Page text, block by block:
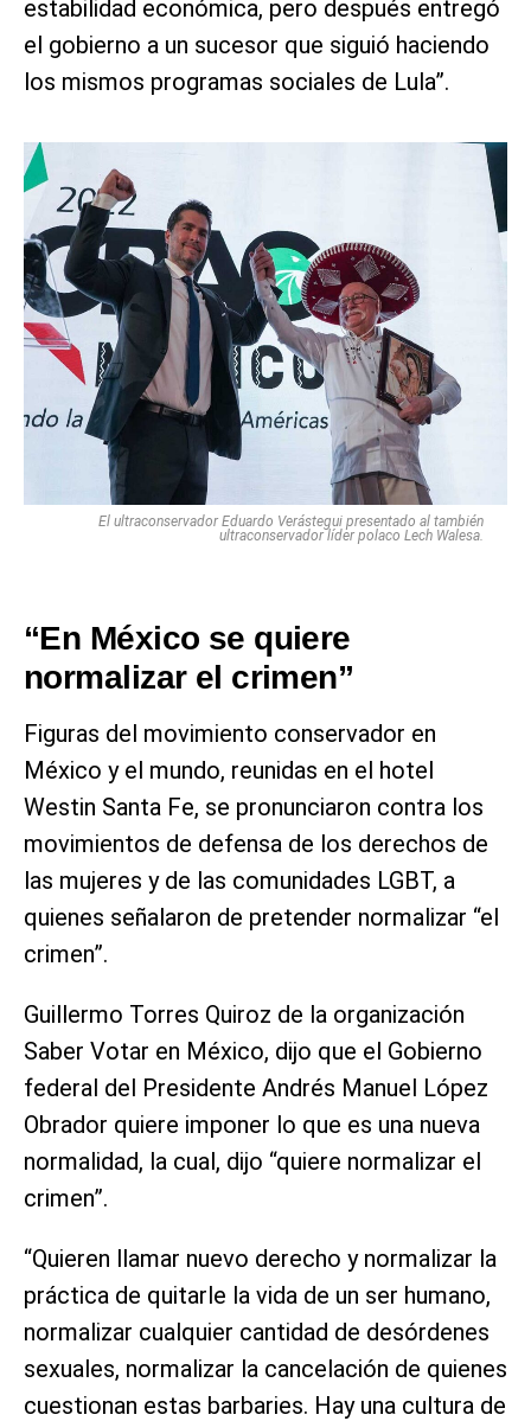
estabilidad económica, pero después entregó
el gobierno a un sucesor que siguió haciendo
los mismos programas sociales de Lula”.
El ultraconservador Eduardo Verástegui presentado al también
ultraconservador líder polaco Lech Walesa.
“En México se quiere
normalizar el crimen”
Figuras del movimiento conservador en
México y el mundo, reunidas en el hotel
Westin Santa Fe, se pronunciaron contra los
movimientos de defensa de los derechos de
las mujeres y de las comunidades LGBT, a
quienes señalaron de pretender normalizar “el
crimen”.
Guillermo Torres Quiroz de la organización
Saber Votar en México, dijo que el Gobierno
federal del Presidente Andrés Manuel López
Obrador quiere imponer lo que es una nueva
normalidad, la cual, dijo “quiere normalizar el
crimen”.
“Quieren llamar nuevo derecho y normalizar la
práctica de quitarle la vida de un ser humano,
normalizar cualquier cantidad de desórdenes
sexuales, normalizar la cancelación de quienes
cuestionan estas barbaries. Hay una cultura de